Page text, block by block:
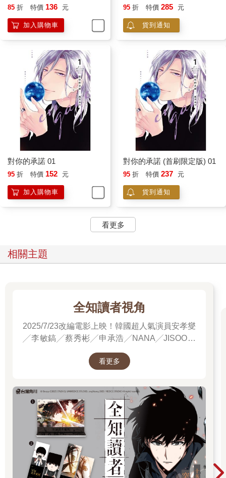
85 折 特價 136 元
加入購物車
95 折 特價 285 元
貨到通知
對你的承諾 01
95 折 特價 152 元
加入購物車
對你的承諾 (首刷限定版) 01
95 折 特價 237 元
貨到通知
看更多
相關主題
全知讀者視角
2025/7/23改編電影上映！韓國超人氣演員安孝燮
╱李敏鎬╱蔡秀彬╱申承浩╱NANA╱JISOO領
銜主演！進電影院前，先看原著才能當全知讀
看更多